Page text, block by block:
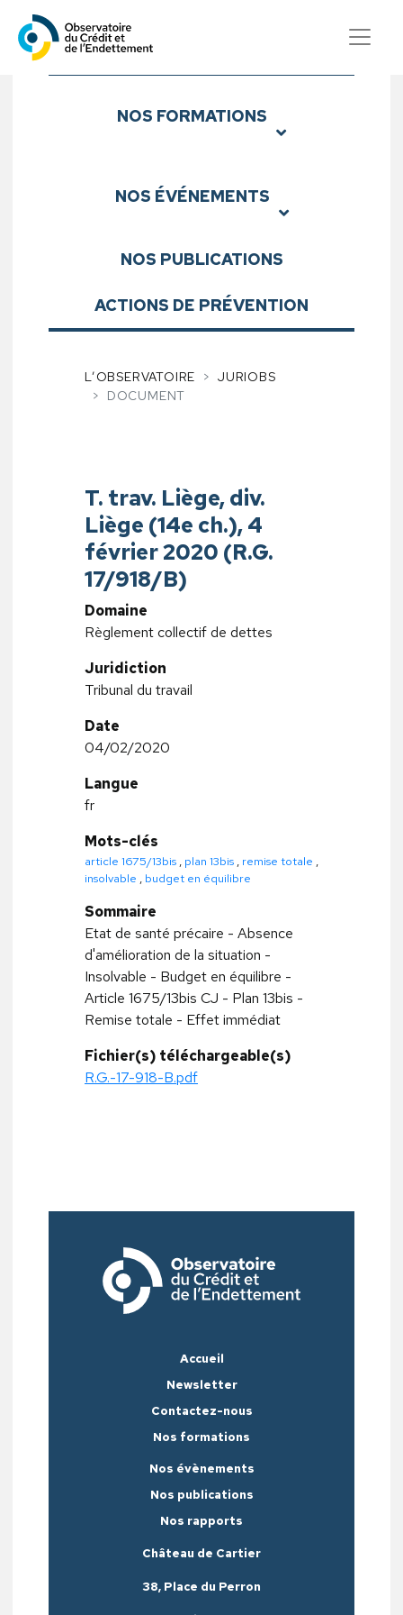
Observatoire du Crédit et
Sous-menu
NOS FORMATIONS
NOS ÉVÉNEMENTS
NOS PUBLICATIONS
ACTIONS DE PRÉVENTION
L’OBSERVATOIRE
JURIOBS
DOCUMENT
T. trav. Liège, div.
Liège (14e ch.), 4
février 2020 (R.G.
17/918/B)
Domaine
Règlement collectif de dettes
Juridiction
Tribunal du travail
Date
04/02/2020
Langue
fr
Mots-clés
article 1675/13bis , plan 13bis , remise totale ,
insolvable , budget en équilibre
Sommaire
Etat de santé précaire - Absence
d'amélioration de la situation -
Insolvable - Budget en équilibre -
Article 1675/13bis CJ - Plan 13bis -
Remise totale - Effet immédiat
Fichier(s) téléchargeable(s)
R.G.-17-918-B.pdf
Accueil
Newsletter
Contactez-nous
Nos formations
Nos évènements
Nos publications
Nos rapports
Château de Cartier
38, Place du Perron